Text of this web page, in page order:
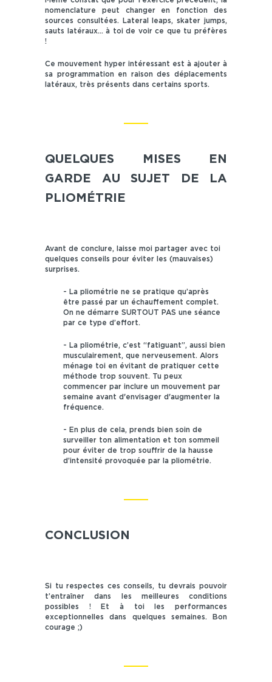
nomenclature peut changer en fonction des
sources consultées. Lateral leaps, skater jumps,
sauts latéraux... à toi de voir ce que tu préfères
!
Ce mouvement hyper intéressant est à ajouter à
sa programmation en raison des déplacements
latéraux, très présents dans certains sports.
QUELQUES MISES EN
GARDE AU SUJET DE LA
PLIOMÉTRIE
Avant de conclure, laisse moi partager avec toi
quelques conseils pour éviter les (mauvaises)
surprises.
- La pliométrie ne se pratique qu’après
être passé par un échauffement complet.
On ne démarre SURTOUT PAS une séance
par ce type d’effort.
- La pliométrie, c’est “fatiguant”, aussi bien
musculairement, que nerveusement. Alors
ménage toi en évitant de pratiquer cette
méthode trop souvent. Tu peux
commencer par inclure un mouvement par
semaine avant d'envisager d'augmenter la
fréquence.
- En plus de cela, prends bien soin de
surveiller ton alimentation et ton sommeil
pour éviter de trop souffrir de la hausse
d’intensité provoquée par la pliométrie.
CONCLUSION
Si tu respectes ces conseils, tu devrais pouvoir
t’entraîner dans les meilleures conditions
possibles ! Et à toi les performances
exceptionnelles dans quelques semaines. Bon
courage ;)